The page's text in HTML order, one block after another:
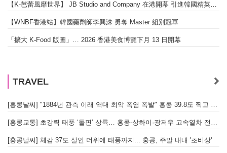
【K-芭蕾風靡世界】 JB Studio and Company 在港開幕 引進韓國精英芭蕾教育系統
【WNBF香港站】韓國藥劑師李興洙 勇奪 Master 組別冠軍
「擴大 K-Food 版圖」… 2026 香港美食博覽下月 13 日開幕
TRAVEL
[홍콩날씨] "1884년 관측 이래 역대 최악 폭염 폭발" 홍콩 39.8도 찍고 역대 최고 기록 경신
[홍콩교통] 초강력 태풍 ‘돌핀’ 상륙… 홍콩-상하이·광저우 고속열차 전면 중단
[홍콩날씨] 체감 37도 살인 더위에 태풍까지... 홍콩, 주말 내내 '초비상'